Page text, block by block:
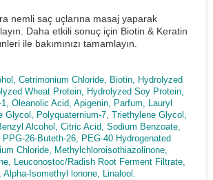
nemli saç uçlarına masaj yaparak
Daha etkili sonuç için Biotin & Keratin
ile bakımınızı tamamlayın.
Cetrimonium Chloride, Biotin, Hydrolyzed
Wheat Protein, Hydrolyzed Soy Protein,
Oleanolic Acid, Apigenin, Parfum, Lauryl
Glycol, Polyquaternium-7, Triethylene Glycol,
Alcohol, Citric Acid, Sodium Benzoate,
26-Buteth-26, PEG-40 Hydrogenated
Chloride, Methylchloroisothiazolinone,
Leuconostoc/Radish Root Ferment Filtrate,
Alpha-Isomethyl lonone, Linalool.